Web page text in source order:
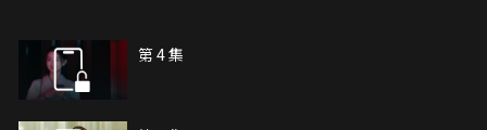
第 4 集